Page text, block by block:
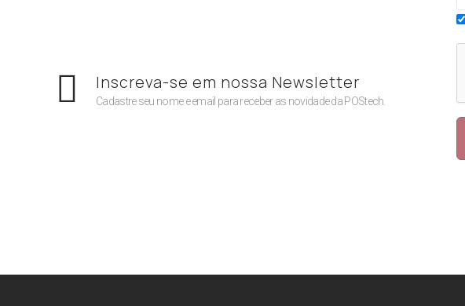
Inscreva-se em nossa Newsletter
Cadastre seu nome e email para receber as novidade da POStech.